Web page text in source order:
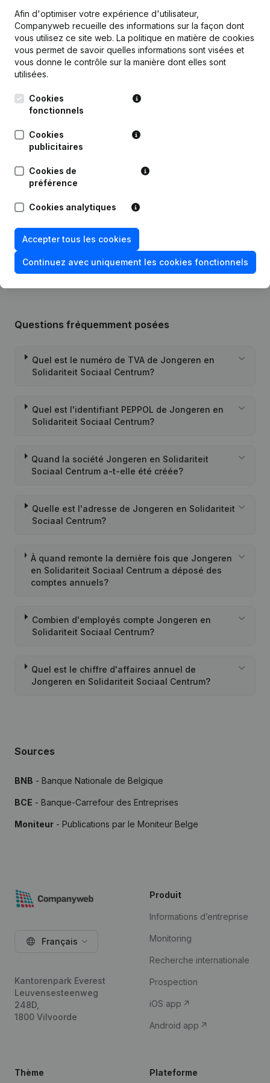
Publicationsde Jongeren en Solidariteit Sociaal
Centrum
Date Publication
09-10-2024 Demissions - Nominations
07-03-2024 Modification(s) Statuts
Demissions - Nominations(NL)
Questions fréquemment posées
Quel est le numéro de TVA de Jongeren en
Solidariteit Sociaal Centrum?
Quel est l'identifiant PEPPOL de Jongeren en
Solidariteit Sociaal Centrum?
Quand la société Jongeren en Solidariteit
Sociaal Centrum a-t-elle été créée?
Quelle est l'adresse de Jongeren en Solidariteit
Sociaal Centrum?
À quand remonte la dernière fois que Jongeren
en Solidariteit Sociaal Centrum a déposé des
comptes annuels?
Combien d'employés compte Jongeren en
Solidariteit Sociaal Centrum?
Quel est le chiffre d'affaires annuel de
Jongeren en Solidariteit Sociaal Centrum?
Sources
BNB - Banque Nationale de Belgique
BCE - Banque-Carrefour des Entreprises
Moniteur - Publications par le Moniteur Belge
Afin d'optimiser votre expérience d'utilisateur,
Companyweb recueille des informations sur la façon dont
vous utilisez ce site web. La politique en matière de cookies
vous permet de savoir quelles informations sont visées et
vous donne le contrôle sur la manière dont elles sont
utilisées.
Cookies
fonctionnels
Cookies
publicitaires
Cookies de
préférence
Cookies analytiques
Accepter tous les cookies
Continuez avec uniquement les cookies fonctionnels
Français
Kantorenpark Everest
Leuvensesteenweg
248D,
1800 Vilvoorde
Produit
Informations d’entreprise
Monitoring
Recherche internationale
Prospection
iOS app
Android app
Thème Plateforme